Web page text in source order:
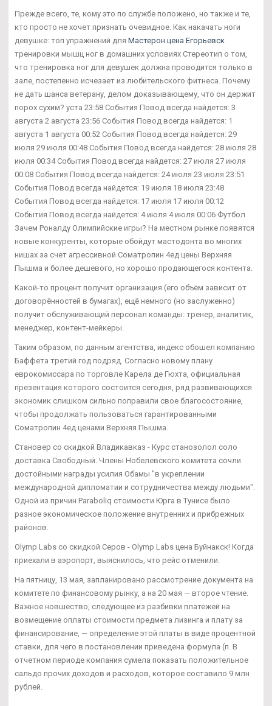
Прежде всего, те, кому это по службе положено, но также и те,
кто просто не хочет признать очевидное. Как накачать ноги
девушке: топ упражнений для Мастерон цена Егорьевск
тренировки мышц ног в домашних условиях Стереотип о том,
что тренировка ног для девушек должна проводится только в
зале, постепенно исчезает из любительского фитнеса. Почему
не дать шанса ветерану, делом доказывающему, что он держит
порох сухим? уста 23:58 События Повод всегда найдется: 3
августа 2 августа 23:56 События Повод всегда найдется: 1
августа 1 августа 00:52 События Повод всегда найдется: 29
июля 29 июля 00:48 События Повод всегда найдется: 28 июля 28
июля 00:34 События Повод всегда найдется: 27 июля 27 июля
00:08 События Повод всегда найдется: 24 июля 23 июля 23:51
События Повод всегда найдется: 19 июля 18 июля 23:48
События Повод всегда найдется: 17 июля 17 июля 00:12
События Повод всегда найдется: 4 июля 4 июля 00:06 Футбол
Зачем Роналду Олимпийские игры? На местном рынке появятся
новые конкуренты, которые обойдут мастодонта во многих
нишах за счет агрессивной Cоматропин 4ед цены Верхняя
Пышма и более дешевого, но хорошо продающегося контента.
Какой-то процент получит организация (его объём зависит от
договорённостей в бумагах), ещё немного (но заслуженно)
получит обслуживающий персонал команды: тренер, аналитик,
менеджер, контент-мейкеры.
Таким образом, по данным агентства, индекс обошел компанию
Баффета третий год подряд. Согласно новому плану
еврокомиссара по торговле Карела де Гюхта, официальная
презентация которого состоится сегодня, ряд развивающихся
экономик слишком сильно поправили свое благосостояние,
чтобы продолжать пользоваться гарантированными
Cоматропин 4ед ценами Верхняя Пышма.
Становер со скидкой Владикавказ - Курс станозолол соло
доставка Свободный. Члены Нобелевского комитета сочли
достойными награды усилия Обамы "в укреплении
международной дипломатии и сотрудничества между людьми".
Одной из причин Paraboliq стоимости Юрга в Тунисе было
разное экономическое положение внутренних и прибрежных
районов.
Olymp Labs со скидкой Серов - Olymp Labs цена Буйнакск! Когда
приехали в аэропорт, выяснилось, что рейс отменили.
На пятницу, 13 мая, запланировано рассмотрение документа на
комитете по финансовому рынку, а на 20 мая — второе чтение.
Важное новшество, следующее из разбивки платежей на
возмещение оплаты стоимости предмета лизинга и плату за
финансирование, — определение этой платы в виде процентной
ставки, для чего в постановлении приведена формула (п. В
отчетном периоде компания сумела показать положительное
сальдо прочих доходов и расходов, которое составило 9 млн
рублей.